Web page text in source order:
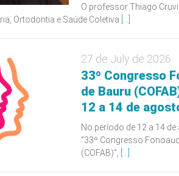
O professor Thiago
Ortodontia e Saúde Coletiva
27 de July de 2026
33º Congresso
de Bauru
12 a 14 de
No período de 12 a 14
“33º Congresso
(COFAB)”,